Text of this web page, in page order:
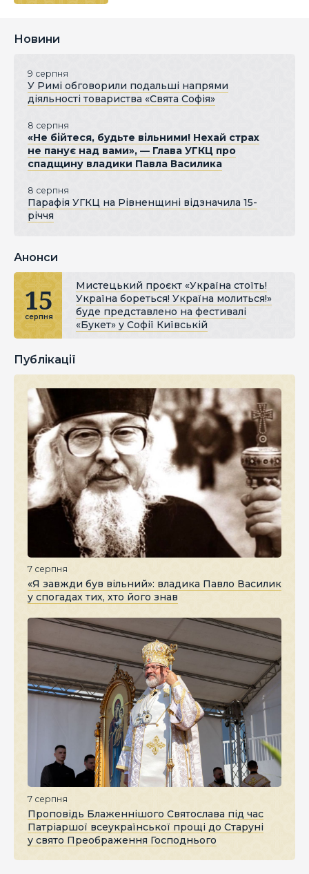
Новини
9 серпня
У Римі обговорили подальші напрями
діяльності товариства «Свята Софія»
8 серпня
«Не бійтеся, будьте вільними! Нехай страх
не панує над вами», — Глава УГКЦ про
спадщину владики Павла Василика
8 серпня
Парафія УГКЦ на Рівненщині відзначила 15-
річчя
Анонси
15
серпня
Мистецький проєкт «Україна стоїть!
Україна бореться! Україна молиться!»
буде представлено на фестивалі
«Букет» у Софії Київській
Публікації
7 серпня
«Я завжди був вільний»: владика Павло Василик
у спогадах тих, хто його знав
7 серпня
Проповідь Блаженнішого Святослава під час
Патріаршої всеукраїнської прощі до Старуні
у свято Преображення Господнього